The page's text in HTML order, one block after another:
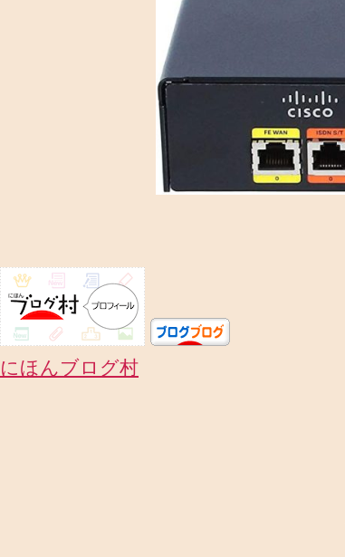
にほんブログ村